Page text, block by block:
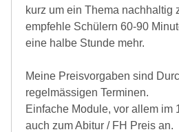
kurz um ein Thema nachhaltig
empfehle Schülern 60-90
eine halbe Stunde mehr.
Meine Preisvorgaben sind
regelmässigen Terminen.
Einfache Module, vor allem im
auch zum Abitur / FH Preis an.